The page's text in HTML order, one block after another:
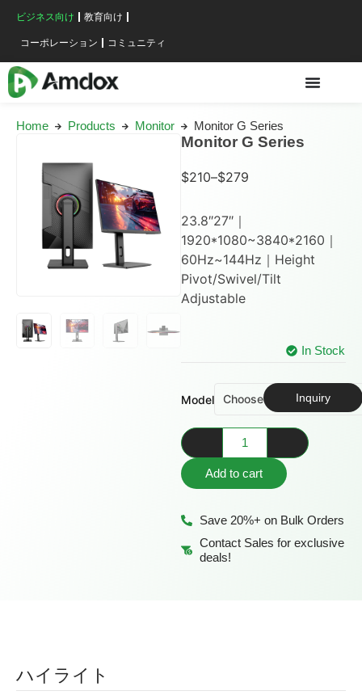
ビジネス向け 教育向け
コーポレーション コミュニティ
Home Products Monitor Monitor G Series
Monitor G Series
$210–$279
23.8″27″｜
1920*1080~3840*2160｜
60Hz~144Hz｜Height
Pivot/Swivel/Tilt
Adjustable
In Stock
Model
Add to cart
Inquiry
Save 20%+ on Bulk Orders
Contact Sales for exclusive
deals!
ハイライト